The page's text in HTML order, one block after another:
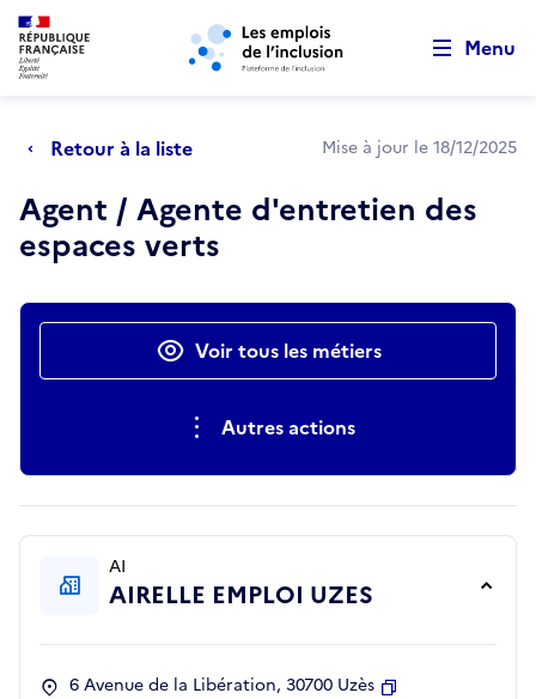
Aller au menu principal Aller au contenu principal
Menu
Retour à la liste Mise à jour le 18/12/2025
Agent / Agente d'entretien des
espaces verts
Actions rapidesVoir tous les métiers
Autres actions
AI
AIRELLE EMPLOI UZES
6 Avenue de la Libération, 30700 Uzès
Retour au début de la page
Panneau de gestion des cookies